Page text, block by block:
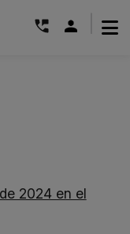
2024 en el